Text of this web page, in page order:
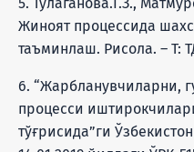
Жиноят процессида
таъминлаш. Рисола. – Т:
6. “Жарбланувчиларни,
процесси
тўғрисида”ги